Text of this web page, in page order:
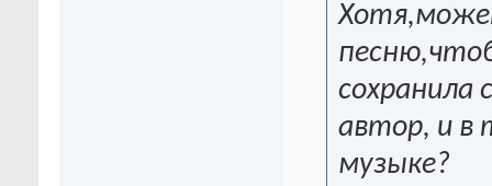
автор, и в
музыке?